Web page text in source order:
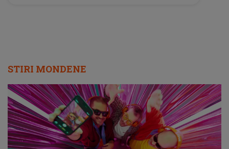
STIRI MONDENE